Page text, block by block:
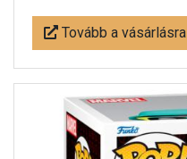
Tovább a vásárlásra